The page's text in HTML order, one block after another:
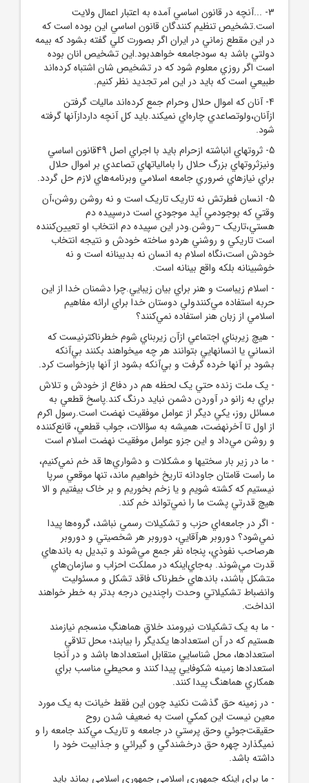
3- ...آنچه در قانون اساسي آمده به اعتبار اعمال ولايت
است.تشخيص تنظيم کنندگان قانون اساسي اين بوده است که
در اين مقطع زماني در ايران اگر بصورت کلي گفته بشود که بيمه
دولتي باشد به سودجامعه خواهدبود.اين تشخيص انان بوده
است اگر روزي معلوم شود که در تشخيص شان اشتباه کرده‌اند
طبيعي است که بايد در اين امر تجديد نظر کنيم.
4- آنان که اموال حلال وحرام جمع کرده‌اند ماليات گرفتن
ازآنان،ولوتصاعدي چاره‌اي نميکند.بايد کل آنچه داردازآنها گرفته
شود.
5- ثروتهاي انباشته ازحرام بايد با اجراي اصل 49قانون اساسي
ونيزثروتهاي بزرگ حلال را بامالياتهاي تصاعدي بر اموال حلال
براي نيازهاي ضروري جامعه اسلامي وبرنامه‌هاي لازم حل گردد.
5- انسان فطرتش نه تاريک تاريک است و نه روشن روشن،آن
وقتي که بوجودمي آيد موجودي است درسپيده دم
هستي،تاريک –روشن.ودر اين سپيده دم انتخاب او تعيين‌کننده
است تاريکي و روشني هردو ساخته خودش و نتيجه انتخاب
خودش است،نگاه اسلام به انسان نه بدبينانه است و نه
خوشبينانه بلکه واقع بينانه است.
- اسلام زيباست و هنر براي بيان زيبايي.چرا دشمنان خدا از اين
حربه استفاده مي‌کنندولي دوستان خدا براي ارائه مفاهيم
اسلامي از زبان هنر استفاده نمي‌کنند؟
- ‌هيچ زيربناي اجتماعي ازآن زيربناي شوم خطرناکترنيست که
انساني يا انسانهايي بتوانند هر چه ميخواهند بکنند بي‌آنکه
بشود بر آنها خرده گرفت و بي‌آنکه بشود از آنها بازخواست کرد.
- ‌يک ملت زنده حتي يک لحظه هم در دفاع از خودش و تلاش
براي به زانو در آوردن دشمن نبايد درنگ کند.‌پاسخ قطعي به
مسائل روز، يکي ديگر از عوامل موفقيت نهضت است.رسول اکرم
از اول تا آخرنهضت، هميشه به سؤالات، جواب قطعي، قانع‌کننده
و روشن مي‌داد و اين جزو عوامل موفقيت نهضت اسلام است
- ما در زير بار سختيها و مشکلات و دشواري‌ها قد خم نمي‌کنيم،
ما راست قامتان جاودانه تاريخ خواهيم ماند، تنها موقعي سرپا
نيستيم که کشته شويم و يا زخم بخوريم و بر خاک بيفتيم و الا
هيچ قدرتي پشت ما را نمي‌تواند خم کند.
- اگر در جامعه‌اي حزب و تشکيلات رسمي نباشد، گروه‌ها پيدا
نمي‌شود؟ دوروبر هرآقايي، دوروبر هر شخصيتي و دوروبر
هرصاحب نفوذي، پنجاه نفر جمع مي‌شوند و تبديل به باندهاي
قدرت مي‌شوند. به‌جاي‌اينکه در مملکت احزاب و سازمان‌هاي
متشکل باشند، باندهاي خطرناک فاقد تشکل و مسئوليت
وانضباط تشکيلاتي وحدت راچندين درجه بدتر به خطر خواهند
انداخت.
- ما به يک تشکيلات نيرومند خلاقِ هماهنگِ منسجم نيازمند
هستيم که در آن استعدادها يکديگر را بيابند؛ محل تلاقي
استعدادها، محل شناسايي متقابل استعدادها باشد و در آنجا
استعدادها زمينه شکوفايي پيدا کنند و محيطي مناسب براي
همکاري هماهنگ پيدا کنند.
- در زمينه حق گذشت نکنيد چون اين فقط خيانت به يک مورد
معين نيست اين کمکي است به ضعيف شدن روح
حقيقت‌جوئي وحق پرستي در جامعه و تاريک مي‌کند جامعه را و
نميگذارد چهره حق درخشندگي و گيرائي و جذابيت خود را
داشته باشد.
- ما براي اينکه جمهوري اسلامي جمهوري اسلامي بماند بايد